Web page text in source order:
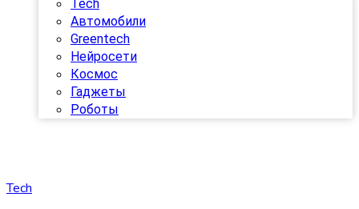
Tech
Автомобили
Greentech
Нейросети
Космос
Гаджеты
Роботы
Tech